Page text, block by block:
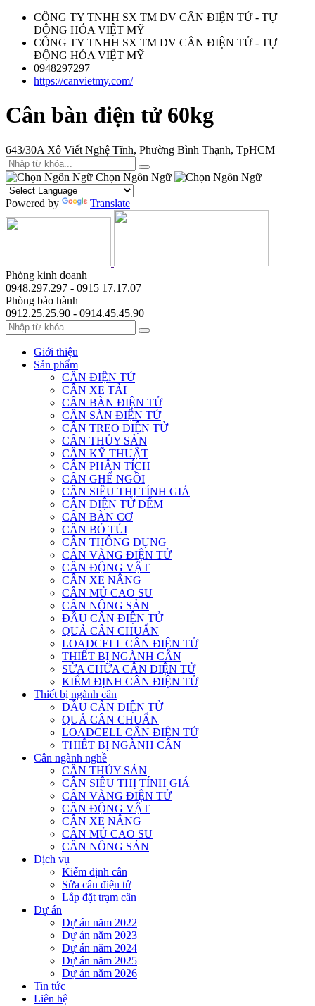
CÔNG TY TNHH SX TM DV CÂN ĐIỆN TỬ - TỰ
ĐỘNG HÓA VIỆT MỸ
CÔNG TY TNHH SX TM DV CÂN ĐIỆN TỬ - TỰ
ĐỘNG HÓA VIỆT MỸ
0948297297
https://canvietmy.com/
Cân bàn điện tử 60kg
643/30A Xô Viết Nghệ Tĩnh, Phường Bình Thạnh, TpHCM
Chọn Ngôn Ngữ
Powered by Translate
Phòng kinh doanh
0948.297.297 - 0915 17.17.07
Phòng bảo hành
0912.25.25.90 - 0914.45.45.90
Giới thiệu
Sản phẩm
CÂN ĐIỆN TỬ
CÂN XE TẢI
CÂN BÀN ĐIỆN TỬ
CÂN SÀN ĐIỆN TỬ
CÂN TREO ĐIỆN TỬ
CÂN THỦY SẢN
CÂN KỸ THUẬT
CÂN PHÂN TÍCH
CÂN GHẾ NGỒI
CÂN SIÊU THỊ TÍNH GIÁ
CÂN ĐIỆN TỬ ĐẾM
CÂN BÀN CƠ
CÂN BỎ TÚI
CÂN THÔNG DỤNG
CÂN VÀNG ĐIỆN TỬ
CÂN ĐỘNG VẬT
CÂN XE NÂNG
CÂN MỦ CAO SU
CÂN NÔNG SẢN
ĐẦU CÂN ĐIỆN TỬ
QUẢ CÂN CHUẨN
LOADCELL CÂN ĐIỆN TỬ
THIẾT BỊ NGÀNH CÂN
SỬA CHỮA CÂN ĐIỆN TỬ
KIỂM ĐỊNH CÂN ĐIỆN TỬ
Thiết bị ngành cân
ĐẦU CÂN ĐIỆN TỬ
QUẢ CÂN CHUẨN
LOADCELL CÂN ĐIỆN TỬ
THIẾT BỊ NGÀNH CÂN
Cân ngành nghề
CÂN THỦY SẢN
CÂN SIÊU THỊ TÍNH GIÁ
CÂN VÀNG ĐIỆN TỬ
CÂN ĐỘNG VẬT
CÂN XE NÂNG
CÂN MỦ CAO SU
CÂN NÔNG SẢN
Dịch vụ
Kiểm định cân
Sửa cân điện tử
Lắp đặt trạm cân
Dự án
Dự án năm 2022
Dự án năm 2023
Dự án năm 2024
Dự án năm 2025
Dự án năm 2026
Tin tức
Liên hệ